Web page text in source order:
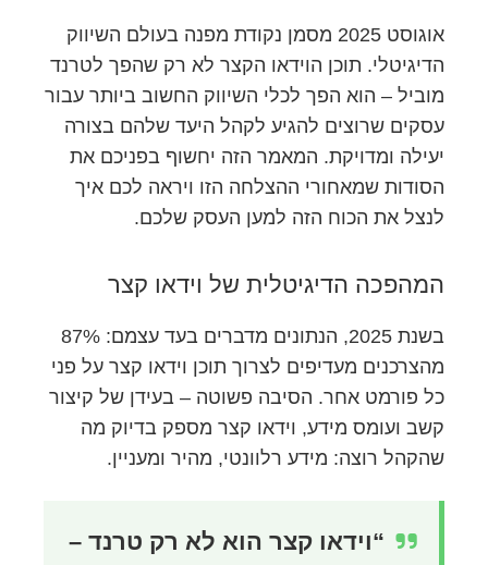
אוגוסט 2025 מסמן נקודת מפנה בעולם השיווק
הדיגיטלי. תוכן הוידאו הקצר לא רק שהפך לטרנד
מוביל – הוא הפך לכלי השיווק החשוב ביותר עבור
עסקים שרוצים להגיע לקהל היעד שלהם בצורה
יעילה ומדויקת. המאמר הזה יחשוף בפניכם את
הסודות שמאחורי ההצלחה הזו ויראה לכם איך
לנצל את הכוח הזה למען העסק שלכם.
המהפכה הדיגיטלית של וידאו קצר
בשנת 2025, הנתונים מדברים בעד עצמם: 87%
מהצרכנים מעדיפים לצרוך תוכן וידאו קצר על פני
כל פורמט אחר. הסיבה פשוטה – בעידן של קיצור
קשב ועומס מידע, וידאו קצר מספק בדיוק מה
שהקהל רוצה: מידע רלוונטי, מהיר ומעניין.
“וידאו קצר הוא לא רק טרנד –